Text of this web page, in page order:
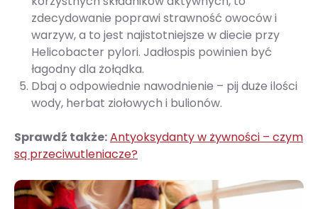
zdecydowanie poprawi strawność owoców i
warzyw, a to jest najistotniejsze w diecie przy
Helicobacter pylori. Jadłospis powinien być
łagodny dla żołądka.
Dbaj o odpowiednie nawodnienie – pij duże ilości
wody, herbat ziołowych i bulionów.
Sprawdź także:Antyoksydanty w żywności – czym
są przeciwutleniacze?